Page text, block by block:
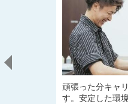
頑張った分キャ
す。安定した環